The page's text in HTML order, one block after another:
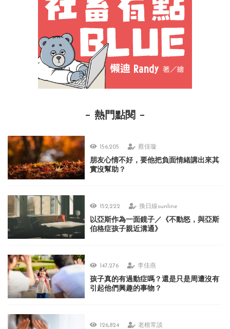
熱門點閱
156,205 蔡佳璇
朋友心情不好，要他把負面情緒講出來其
實沒幫助？
152,222 換日線sunline
以亞斯作為一面鏡子／《不動怒，與亞斯
伯格症孩子親近溝通》
147,276 李佳燕
孩子真的有過動症嗎？還是只是周遭沒有
引起他們興趣的事物？
126,824 老根常談